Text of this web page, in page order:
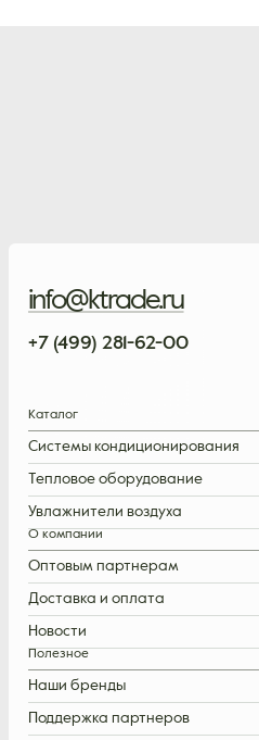
info@ktrade.ru
+7 (499) 281-62-00
Каталог
Системы кондиционирования
Тепловое оборудование
Увлажнители воздуха
О компании
Оптовым партнерам
Доставка и оплата
Новости
Полезное
Наши бренды
Поддержка партнеров